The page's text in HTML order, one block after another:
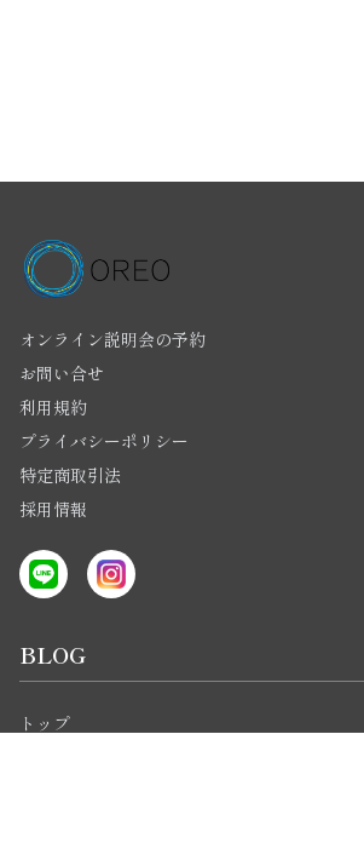
オンライン説明会の予約
お問い合せ
利用規約
プライバシーポリシー
特定商取引法
採用情報
BLOG
トップ